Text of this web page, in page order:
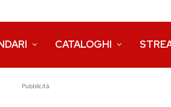
CATALOGHI
Pubblicità